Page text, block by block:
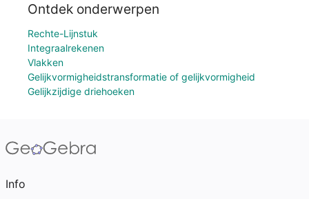
Ontdek onderwerpen
Rechte-Lijnstuk
Integraalrekenen
Vlakken
Gelijkvormigheidstransformatie of gelijkvormigheid
Gelijkzijdige driehoeken
Info